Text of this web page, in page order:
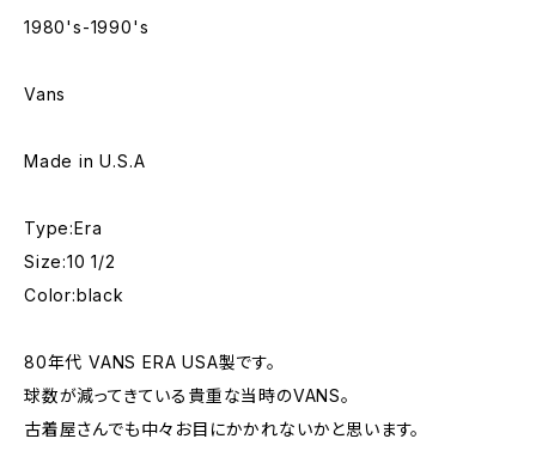
1980's-1990's
Vans
Made in U.S.A
Type:Era
Size:10 1/2
Color:black
80年代 VANS ERA USA製です。
球数が減ってきている貴重な当時のVANS。
古着屋さんでも中々お目にかかれないかと思います。